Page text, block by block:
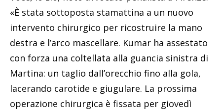
«È stata sottoposta stamattina a un nuovo
intervento chirurgico per ricostruire la mano
destra e l’arco mascellare. Kumar ha assestato
con forza una coltellata alla guancia sinistra di
Martina: un taglio dall’orecchio fino alla gola,
lacerando carotide e giugulare. La prossima
operazione chirurgica è fissata per giovedì